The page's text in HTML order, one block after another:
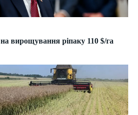
вирощування ріпаку 110 $/га